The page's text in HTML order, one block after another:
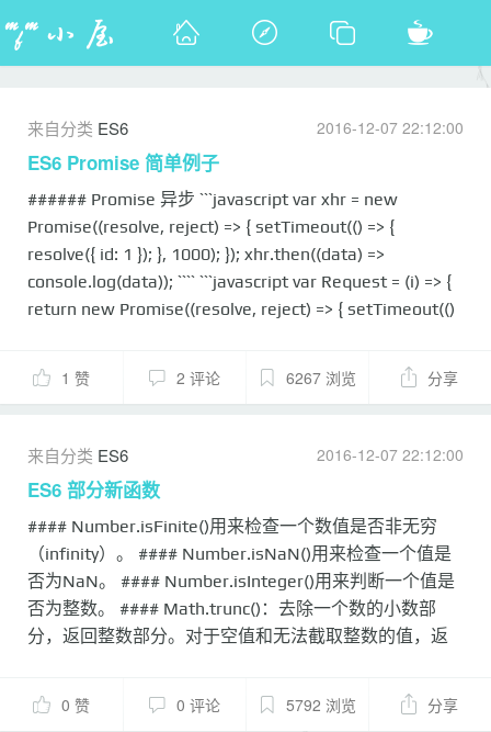
来自分类 ES6 2016-12-07 22:12:00
ES6 Promise 简单例子
###### Promise 异步 ```javascript var xhr = new
Promise((resolve, reject) => { setTimeout(() => {
resolve({ id: 1 }); }, 1000); }); xhr.then((data) =>
console.log(data)); ```` ```javascript var Request = (i) => {
return new Promise((resolve, reject) => { setTimeout(()
Request(1) .then((s) => Request(2)) .then((s) =>
Request(3)) .then((s) => Request(4)) ``` ...
1 赞 2 评论 6267 浏览 分享
来自分类 ES6 2016-12-07 22:12:00
ES6 部分新函数
#### Number.isFinite()用来检查一个数值是否非无穷
（infinity）。 #### Number.isNaN()用来检查一个值是
否为NaN。 #### Number.isInteger()用来判断一个值是
否为整数。 #### Math.trunc()：去除一个数的小数部
分，返回整数部分。对于空值和无法截取整数的值，返
负数、还是零。 返回五种值：参数为正数，返回+1；参
数为负数，返回-1；参数为0，返回0；参数为-0，返
0 赞 0 评论 5792 浏览 分享